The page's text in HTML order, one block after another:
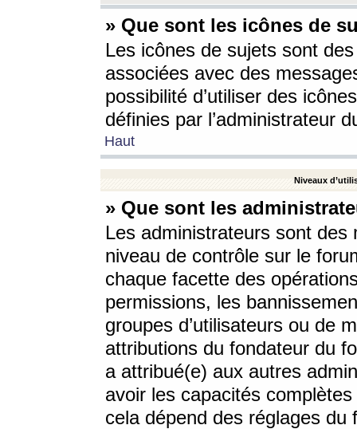
» Que sont les icônes de
Les icônes de sujets sont
associées avec des
possibilité d’utiliser des
définies par l’administrateur
Haut
Niveaux
» Que sont les
Les administrateurs sont
niveau de contrôle sur le
chaque facette des
permissions, les
groupes d’utilisateurs ou de
attributions du fondateur du
a attribué(e) aux autres
avoir les capacités
cela dépend des réglages du